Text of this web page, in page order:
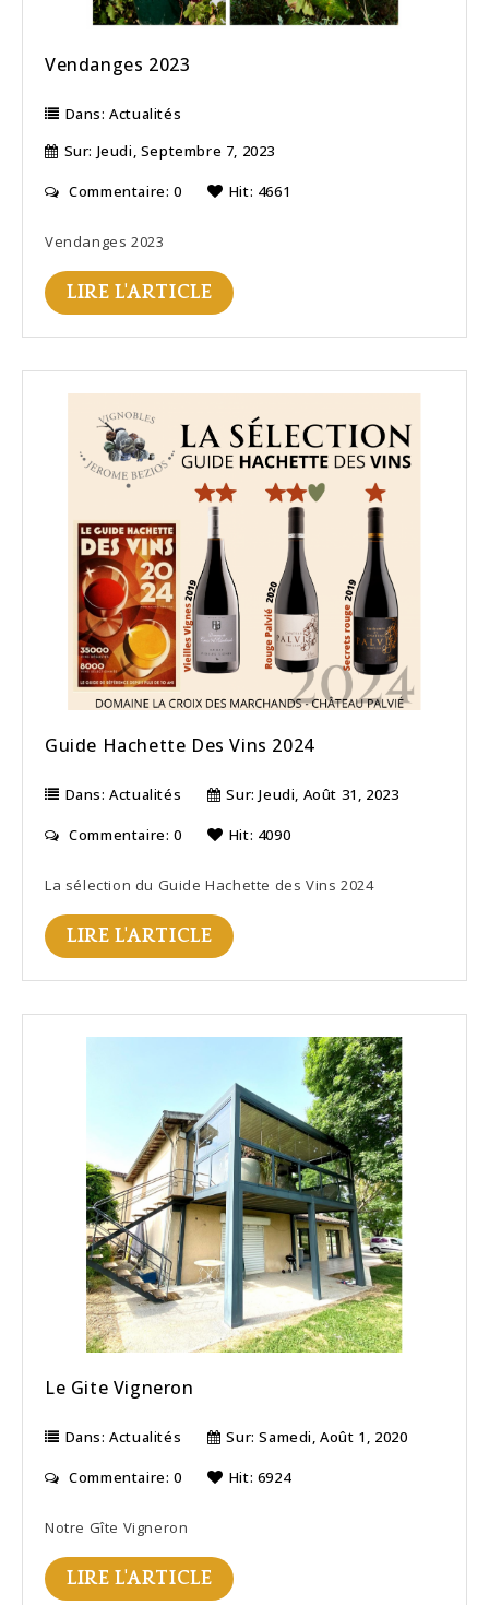
Vendanges 2023
Dans:Actualités
Sur: Jeudi, Septembre 7, 2023
Commentaire: 0 Hit: 4661
Vendanges 2023
LIRE L'ARTICLE
Guide Hachette Des Vins 2024
Dans:Actualités Sur:Jeudi, Août 31, 2023
Commentaire: 0 Hit: 4090
La sélection du Guide Hachette des Vins 2024
LIRE L'ARTICLE
Le Gite Vigneron
Dans:Actualités Sur:Samedi,Août 1, 2020
Commentaire: 0 Hit: 6924
Notre Gîte Vigneron
LIRE L'ARTICLE